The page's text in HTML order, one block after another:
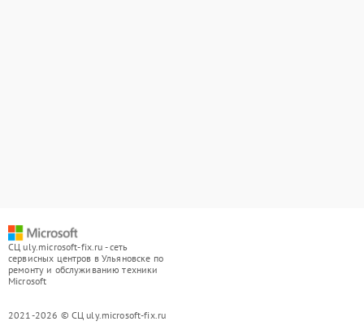
СЦ uly.microsoft-fix.ru - сеть
сервисных центров в Ульяновске по
ремонту и обслуживанию техники
Microsoft
2021-2026 © СЦ uly.microsoft-fix.ru